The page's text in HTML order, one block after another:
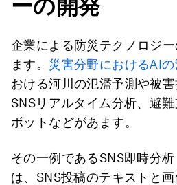
ーの開発
企業による防災テクノロジ
ます。 災害分野におけるAIの
おける河川の氾濫予測や被害
SNSリアルタイム分析、避
ボットなどがあます。
その一例であるSNS即時分析
は、SNS投稿のテキストと